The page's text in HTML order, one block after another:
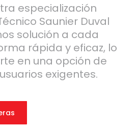
especialización
Saunier Duval
solución a cada
rápida y eficaz, lo
en una opción de
exigentes.